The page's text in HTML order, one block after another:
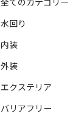
全てのカテゴリー
水回り
内装
外装
エクステリア
バリアフリー